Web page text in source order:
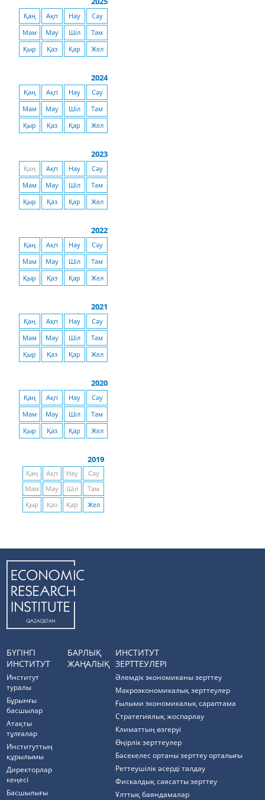
Қаң Ақп Нау
Сәу
Мам
Мау Шіл
Там
Қыр
Қаз Қар Жел
2024
Қаң Ақп Нау
Сәу
Мам
Мау Шіл
Там
Қыр
Қаз Қар Жел
2023
Қаң Ақп Нау
Сәу
Мам
Мау Шіл
Там
Қыр
Қаз Қар Жел
2022
Қаң Ақп Нау
Сәу
Мам
Мау Шіл
Там
Қыр
Қаз Қар Жел
2021
Қаң Ақп Нау
Сәу
Мам
Мау Шіл
Там
Қыр
Қаз Қар Жел
2020
Қаң Ақп Нау
Сәу
Мам
Мау Шіл
Там
Қыр
Қаз Қар Жел
2019
Қаң Ақп Нау
Сәу
Мам
Мау Шіл
Там
Қыр
Қаз Қар Жел
БҮГІНГІ
ИНСТИТУТ
Институт
туралы
Бұрынғы
басшылар
Атақты
тұлғалар
Институттың
құрылымы
Директорлар
кеңесі
Басшылығы
БАРЛЫҚ
ЖАҢАЛЫҚ
ИНСТИТУТ
ЗЕРТТЕУЛЕРІ
Әлемдік экономиканы зерттеу
Макроэкономикалық зерттеулер
Ғылыми экономикалық сараптама
Стратегиялық жоспарлау
Климаттың өзгеруі
Өңірлік зерттеулер
Бәсекелес ортаны зерттеу орталығы
Реттеушілік әсерді талдау
Фискалдық саясатты зерттеу
Ұлттық баяндамалар